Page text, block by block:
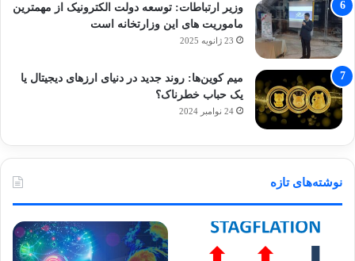
وزیر ارتباطات: توسعه دولت الکترونیک از مهمترین
ماموریت های این وزارتخانه است
23 ژانویه 2025
میم کوین‌ها: روند جدید در دنیای ارزهای دیجیتال یا
یک حباب خطرناک؟
24 نوامبر 2024
نوشته‌های تازه